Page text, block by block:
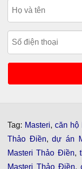
Tag: Masteri,căn hộ
Thảo Điền,dự án
Masteri Thảo Điền,
Masteri Thảo Điền,